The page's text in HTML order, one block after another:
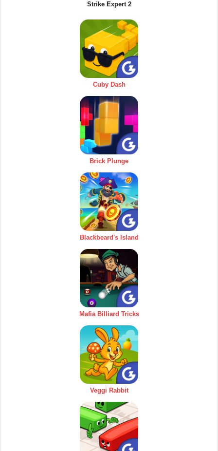
Strike Expert 2
Cuby Dash
Brick Plunge
Blackbeard's Island
Mafia Billiard Tricks
Veggi Rabbit